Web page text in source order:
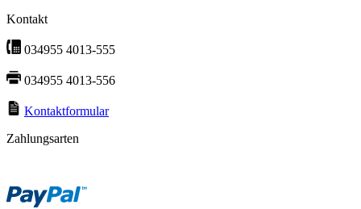
Kontakt
034955 4013-555
034955 4013-556
Kontaktformular
Zahlungsarten